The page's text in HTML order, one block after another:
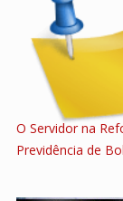
O Servidor na
Previdência de